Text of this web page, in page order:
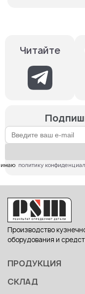
Читайте
политику
Производство
оборудования и
ПРОДУКЦИЯ
СКЛАД